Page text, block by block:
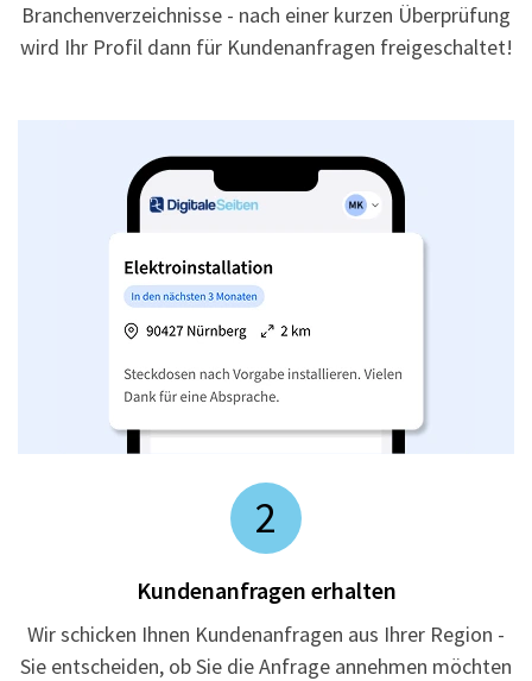
Branchenverzeichnisse - nach einer kurzen Überprüfung
wird Ihr Profil dann für Kundenanfragen freigeschaltet!
2
Kundenanfragen erhalten
Wir schicken Ihnen Kundenanfragen aus Ihrer Region -
Sie entscheiden, ob Sie die Anfrage annehmen möchten